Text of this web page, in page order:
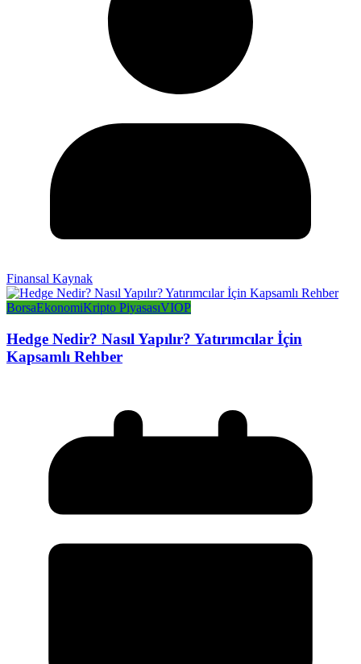
Finansal Kaynak
BorsaEkonomiKripto PiyasasıVIOP
Hedge Nedir? Nasıl Yapılır? Yatırımcılar İçin
Kapsamlı Rehber